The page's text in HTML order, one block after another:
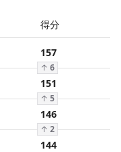
得分
157
↑ 6
151
↑ 5
146
↑ 2
144